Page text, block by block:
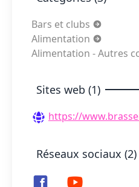
Bars et clubs
Alimentation
Alimentation - Autres
Sites web (1)
https://
Réseaux sociaux (2)